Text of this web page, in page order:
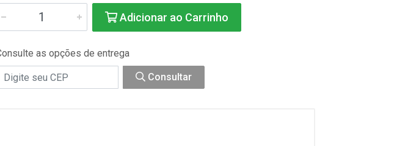
Adicionar ao Carrinho
as opções de entrega
Consultar